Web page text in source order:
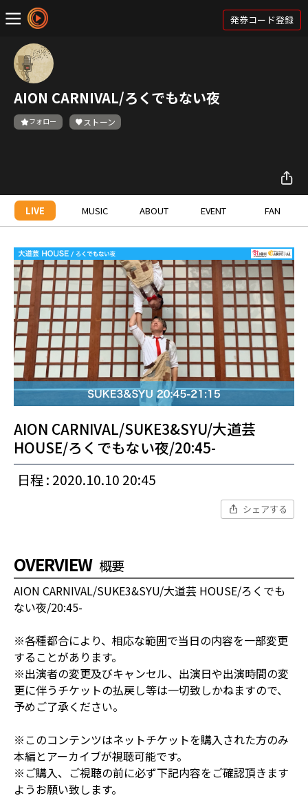
発券コード登録
AION CARNIVAL/ろくでもない夜
フォロー ストーン
LIVE MUSIC ABOUT EVENT FAN
AION CARNIVAL/SUKE3&SYU/大道芸
HOUSE/ろくでもない夜/20:45-
日程 : 2020.10.10 20:45
シェアする
OVERVIEW 概要
AION CARNIVAL/SUKE3&SYU/大道芸 HOUSE/ろくでも
ない夜/20:45-
※各種都合により、相応な範囲で当日の内容を一部変更
することがあります。
※出演者の変更及びキャンセル、出演日や出演時間の変
更に伴うチケットの払戻し等は一切致しかねますので、
予めご了承ください。
※このコンテンツはネットチケットを購入された方のみ
本編とアーカイブが視聴可能です。
※ご購入、ご視聴の前に必ず下記内容をご確認頂きます
ようお願い致します。